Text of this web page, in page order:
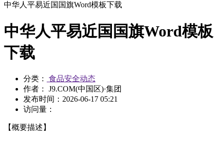
中华人平易近国国旗Word模板下载
中华人平易近国国旗Word模板
下载
分类：
食品安全动态
作者： J9.COM(中国区)·集团
发布时间： 2026-06-17 05:21
访问量：
【概要描述】